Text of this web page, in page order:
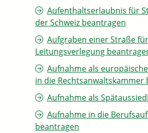
Aufenthaltserlaubnis für
der Schweiz beantragen
Aufgraben einer Straße für
Leitungsverlegung
Aufnahme als
in die Rechtsanwaltskammer
Aufnahme als
Aufnahme in die
beantragen